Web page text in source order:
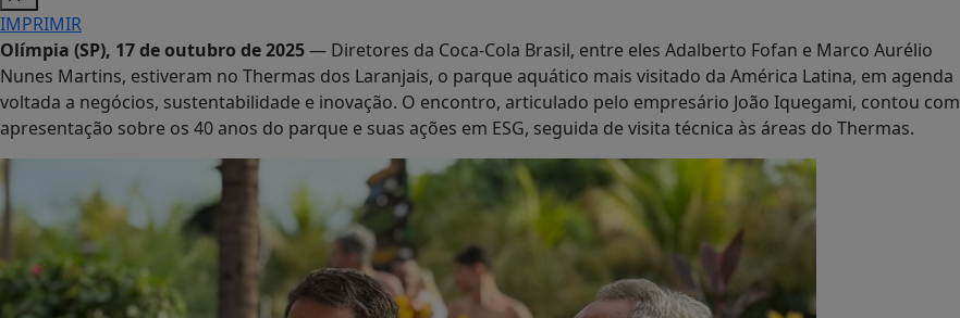
A+
IMPRIMIR
Olímpia (SP), 17 de outubro de 2025 — Diretores da Coca-Cola Brasil, entre eles Adalberto Fofan e Marco Aurélio
Nunes Martins, estiveram no Thermas dos Laranjais, o parque aquático mais visitado da América Latina, em agenda
voltada a negócios, sustentabilidade e inovação. O encontro, articulado pelo empresário João Iquegami, contou com
apresentação sobre os 40 anos do parque e suas ações em ESG, seguida de visita técnica às áreas do Thermas.